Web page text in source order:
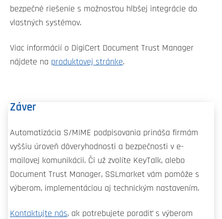
bezpečné riešenie s možnosťou hlbšej integrácie do
vlastných systémov.
Viac informácií o DigiCert Document Trust Manager
nájdete na produktovej stránke.
Záver
Automatizácia S/MIME podpisovania prináša firmám
vyššiu úroveň dôveryhodnosti a bezpečnosti v e-
mailovej komunikácii. Či už zvolíte KeyTalk, alebo
Document Trust Manager, SSLmarket vám pomôže s
výberom, implementáciou aj technickým nastavením.
Kontaktujte nás, ak potrebujete poradiť s výberom